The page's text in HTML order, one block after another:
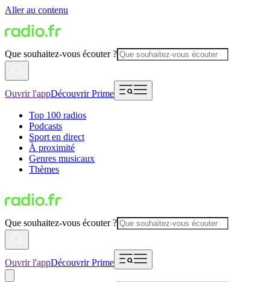
Aller au contenu
Que souhaitez-vous écouter ?
Ouvrir l'appDécouvrir Prime
Top 100 radios
Podcasts
Sport en direct
À proximité
Genres musicaux
Thèmes
Que souhaitez-vous écouter ?
Ouvrir l'appDécouvrir Prime